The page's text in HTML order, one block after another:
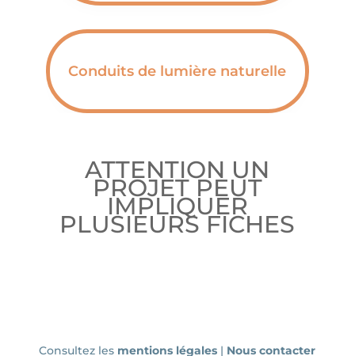
Conduits de lumière naturelle
ATTENTION UN
PROJET PEUT
IMPLIQUER
PLUSIEURS FICHES
Consultez les mentions légales | Nous contacter